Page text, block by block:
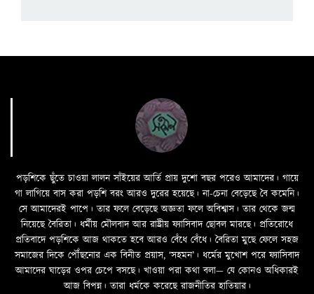
পড়শিকে ছুঁতে চাওয়া লালন সাঁইয়ের আর্তি প্রায় দুশো বছর পরেও আমাদের। গায়ে
গা লাগিয়ে বাস করা পড়শি বরং আরও দুরের হয়েছে। না-চেনা বেড়েছে বৈ কমেনি।
সে আমাদেরই পাপে। তার ফলে বেড়েছে অজ্ঞতা ফলে অবিশ্বাস। তার থেকে জন্ম
নিয়েছে বৈরিতা। ধর্মীয় মৌলবাদ আর রাষ্ট্রীয় ফ্যাসিবাদ ছোবল মারছে। প্রতিরোধে
প্রতিবাদে পড়শিকে আজ থাকতে হবে আরও বেঁধে বেঁধে। বৈরিতা মুছে ফেলে সহজ
সমাজের দিকে পৌঁছনোর এক বিনীত প্রয়াস, ‘সহমন’। ধর্মের মুখোশ পরে ফ্যাসিবাদ
আমাদের ঘাড়ের ওপর চেপে বসছে। খাওয়া পরা কথা বলা—­­ যে কোনও অধিকারই
আজ বিপন্ন। তারা ধর্মকে করেছে রাজনীতির হাতিয়ার।